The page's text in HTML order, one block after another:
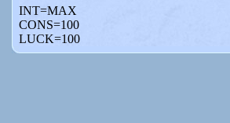
INT=MAX
CONS=100
LUCK=100